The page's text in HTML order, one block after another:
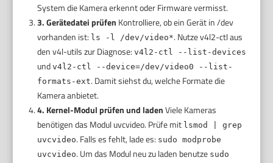
System die Kamera erkennt oder Firmware vermisst.
3. Gerätedatei prüfen Kontrolliere, ob ein Gerät in /dev
vorhanden ist: ls -l /dev/video*. Nutze v4l2-ctl aus
den v4l-utils zur Diagnose: v4l2-ctl --list-devices
und v4l2-ctl --device=/dev/video0 --list-
formats-ext. Damit siehst du, welche Formate die
Kamera anbietet.
4. Kernel-Modul prüfen und ladenViele Kameras
benötigen das Modul uvcvideo. Prüfe mit lsmod | grep
uvcvideo. Falls es fehlt, lade es: sudo modprobe
uvcvideo. Um das Modul neu zu laden benutze sudo